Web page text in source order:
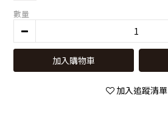
數量
加入購物車
加入追蹤清單